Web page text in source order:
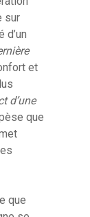
sur
et
d’une
que
que